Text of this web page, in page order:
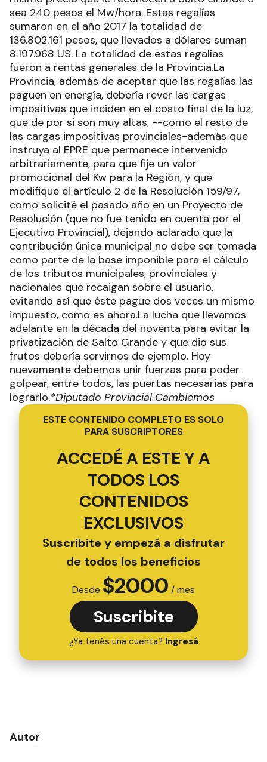
sea 240 pesos el Mw/hora. Estas regalías
sumaron en el año 2017 la totalidad de
136.802.161 pesos, que llevados a dólares suman
8.197.968 US. La totalidad de estas regalías
fueron a rentas generales de la Provincia.La
Provincia, además de aceptar que las regalías las
paguen en energía, debería rever las cargas
impositivas que inciden en el costo final de la luz,
que de por si son muy altas, --como el resto de
las cargas impositivas provinciales-además que
instruya al EPRE que permanece intervenido
arbitrariamente, para que fije un valor
promocional del Kw para la Región, y que
modifique el artículo 2 de la Resolución 159/97,
como solicité el pasado año en un Proyecto de
Resolución (que no fue tenido en cuenta por el
Ejecutivo Provincial), dejando aclarado que la
contribución única municipal no debe ser tomada
como parte de la base imponible para el cálculo
de los tributos municipales, provinciales y
nacionales que recaigan sobre el usuario,
evitando así que éste pague dos veces un mismo
impuesto, como es ahora.La lucha que llevamos
adelante en la década del noventa para evitar la
privatización de Salto Grande y que dio sus
frutos debería servirnos de ejemplo. Hoy
nuevamente debemos unir fuerzas para poder
golpear, entre todos, las puertas necesarias para
lograrlo.*Diputado Provincial Cambiemos
ESTE CONTENIDO COMPLETO ES SOLO
PARA SUSCRIPTORES
ACCEDÉ A ESTE Y A
TODOS LOS
CONTENIDOS
EXCLUSIVOS
Suscribite y empezá a disfrutar
de todos los beneficios
Desde $2000 / mes
Suscribite
¿Ya tenés una cuenta? Ingresá
Autor